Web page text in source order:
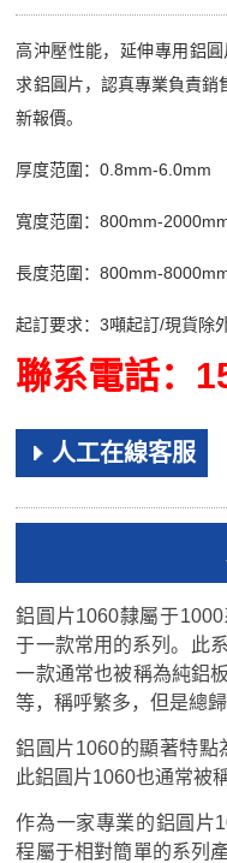
高沖壓性能，延伸專用鋁
求鋁圓片，認真專業負責
新報價。
厚度范圍：0.8mm-6.0mm
寬度范圍：800mm-
長度范圍：800mm-
起訂要求：3噸起訂/現貨除
聯系電話：
人工在線客服
鋁圓片1060隸屬于
于一款常用的系列。此
一款通常也被稱為純鋁
等，稱呼繁多，但是總
鋁圓片1060的顯著特點
此鋁圓片1060也通常被
作為一家專業的鋁圓片
程屬于相對簡單的系列